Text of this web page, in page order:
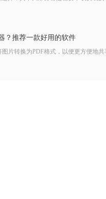
？推荐一款好用的软件
转换为PDF格式，以便更方便地共